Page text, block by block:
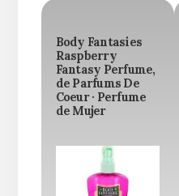
Body Fantasies
Raspberry
Fantasy Perfume,
de Parfums De
Coeur · Perfume
de Mujer